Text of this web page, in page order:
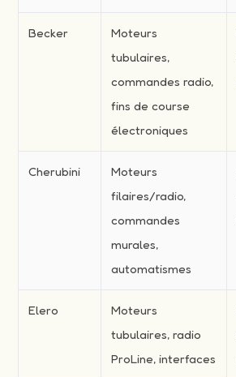
Becker
Moteurs
tubulaires,
commandes radio,
fins de course
électroniques
Cherubini
Moteurs
filaires/radio,
commandes
murales,
automatismes
Elero
Moteurs
tubulaires, radio
ProLine, interfaces